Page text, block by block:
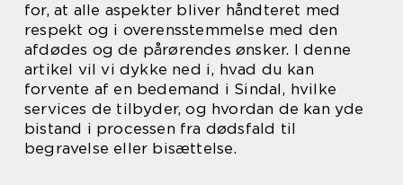
for, at alle aspekter bliver håndteret med
respekt og i overensstemmelse med den
afdødes og de pårørendes ønsker. I denne
artikel vil vi dykke ned i, hvad du kan
forvente af en bedemand i Sindal, hvilke
services de tilbyder, og hvordan de kan yde
bistand i processen fra dødsfald til
begravelse eller bisættelse.